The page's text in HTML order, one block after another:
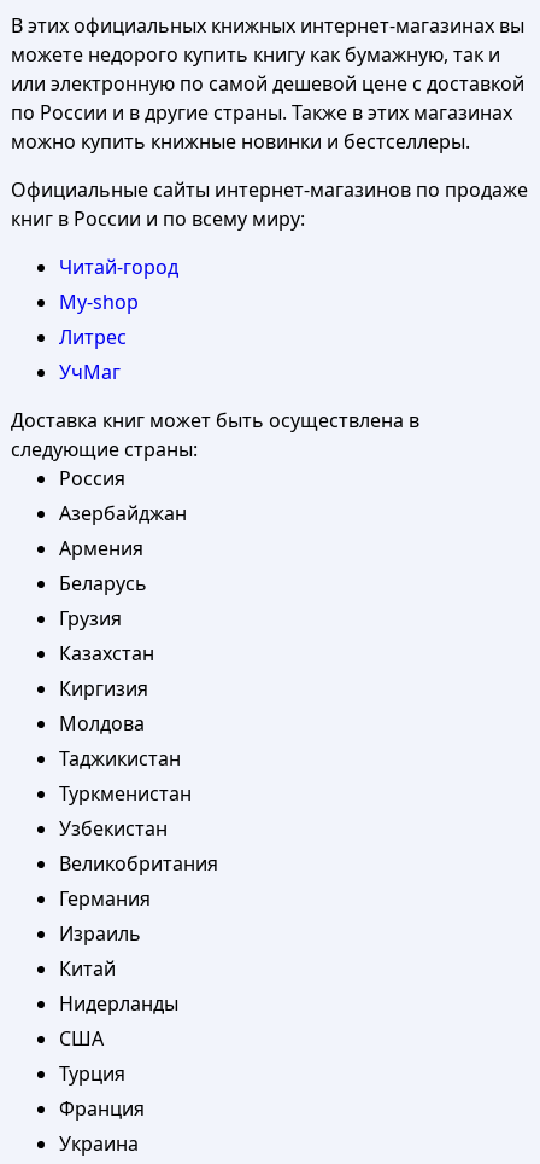
В этих официальных книжных интернет-магазинах вы
можете недорого купить книгу как бумажную, так и
или электронную по самой дешевой цене с доставкой
по России и в другие страны. Также в этих магазинах
можно купить книжные новинки и бестселлеры.
Официальные сайты интернет-магазинов по продаже
книг в России и по всему миру:
Читай-город
My-shop
Литрес
УчМаг
Доставка книг может быть осуществлена в
следующие страны:
Россия
Азербайджан
Армения
Беларусь
Грузия
Казахстан
Киргизия
Молдова
Таджикистан
Туркменистан
Узбекистан
Великобритания
Германия
Израиль
Китай
Нидерланды
США
Турция
Франция
Украина